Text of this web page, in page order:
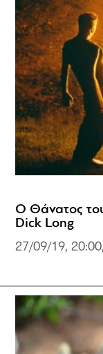
Ο Θάνατος
Dick Long
27/09/19,